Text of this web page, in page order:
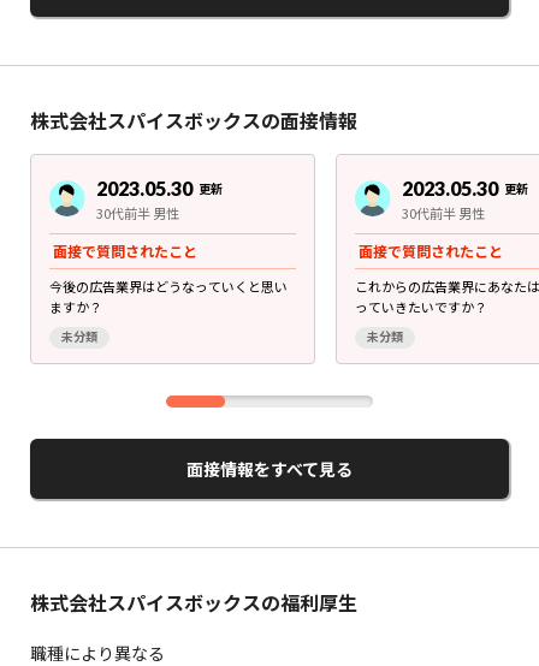
株式会社スパイスボックスの面接情報
2023.05.30 更新
30代前半 男性
面接で質問されたこと
今後の広告業界はどうなっていくと思い
ますか？
未分類
2023.05.30 更新
30代前半 男性
面接で質問されたこと
これからの広告業界にあなた
っていきたいですか？
未分類
面接情報をすべて見る
株式会社スパイスボックスの福利厚生
職種により異なる